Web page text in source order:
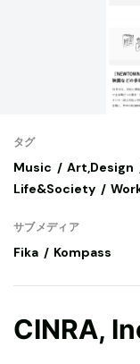
タグ
Music Art,Design
Life&Society
サブメディア
Fika Kompass
CINRA,